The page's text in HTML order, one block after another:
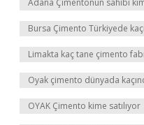
Adana Çimentonun sahibi
Bursa Çimento Türkiyede
Limakta kaç tane çimento
Oyak çimento dünyada
OYAK Çimento kime satılıyor